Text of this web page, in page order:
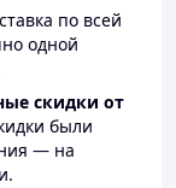
по всей
одной
скидки от
были
— на